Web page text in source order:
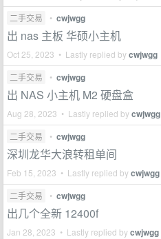
二手交易 • cwjwgg
出 nas 主板 华硕小主机
Oct 25, 2023 • Lastly replied bycwjwgg
二手交易 • cwjwgg
出 NAS 小主机 M2 硬盘盒
Aug 28, 2023 • Lastly replied bycwjwgg
二手交易 • cwjwgg
深圳龙华大浪转租单间
Feb 15, 2023 • Lastly replied bycwjwgg
二手交易 • cwjwgg
出几个全新 12400f
Jan 28, 2023 • Lastly replied bycwjwgg